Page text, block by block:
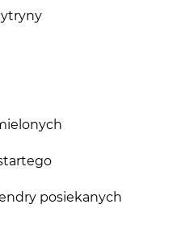
posiekanych